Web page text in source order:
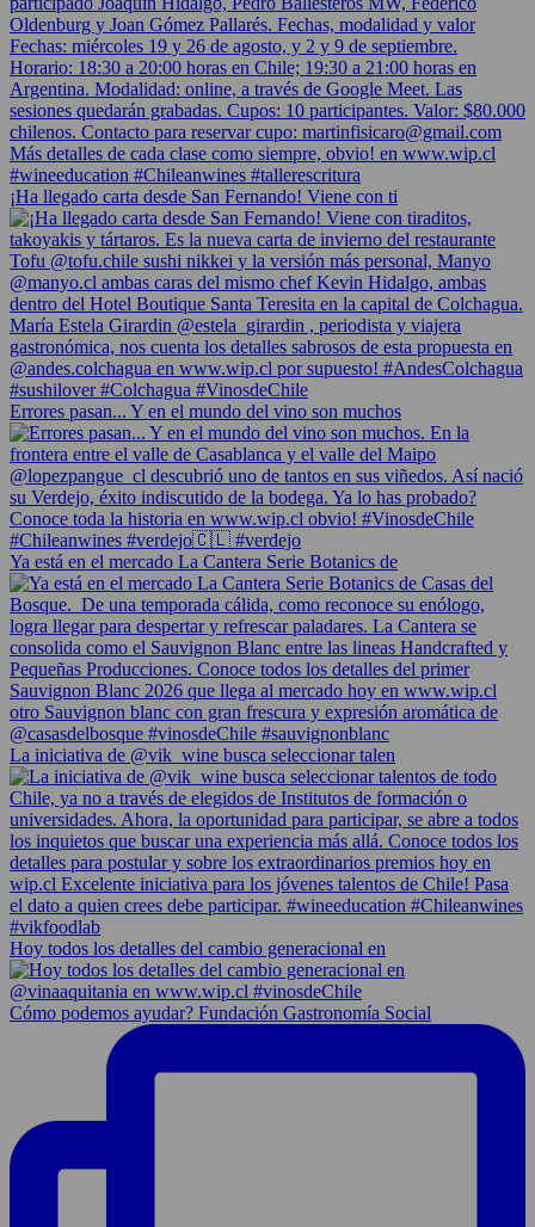
¡Ha llegado carta desde San Fernando! Viene con ti
Errores pasan... Y en el mundo del vino son muchos
Ya está en el mercado La Cantera Serie Botanics de
La iniciativa de @vik_wine busca seleccionar talen
Hoy todos los detalles del cambio generacional en
Cómo podemos ayudar? Fundación Gastronomía Social